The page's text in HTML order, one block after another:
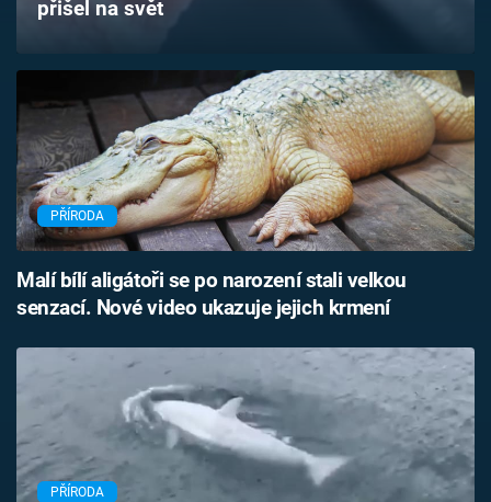
Sledujte nás
přišel na svět
PŘÍRODA
Malí bílí aligátoři se po narození stali velkou
senzací. Nové video ukazuje jejich krmení
PŘÍRODA